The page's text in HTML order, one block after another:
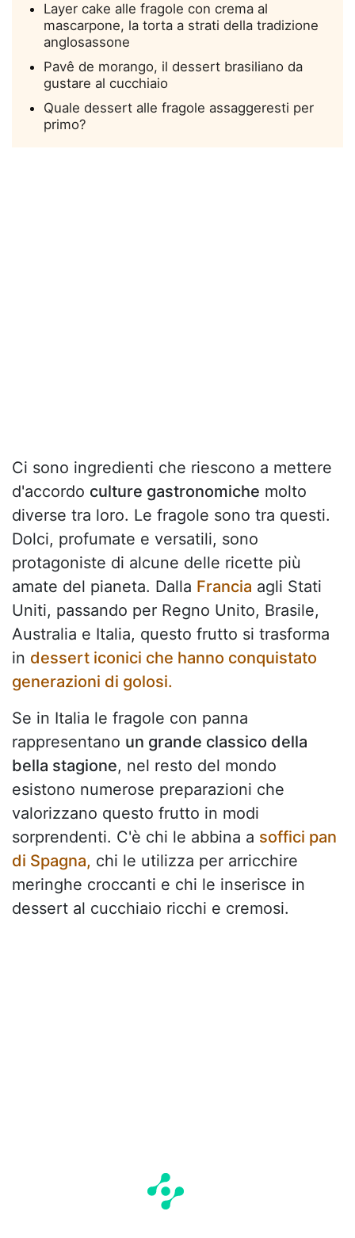
Layer cake alle fragole con crema al
mascarpone, la torta a strati della tradizione
anglosassone
Pavê de morango, il dessert brasiliano da
gustare al cucchiaio
Quale dessert alle fragole assaggeresti per
primo?
Ci sono ingredienti che riescono a mettere
d'accordo culture gastronomiche molto
diverse tra loro. Le fragole sono tra questi.
Dolci, profumate e versatili, sono
protagoniste di alcune delle ricette più
amate del pianeta. Dalla Francia agli Stati
Uniti, passando per Regno Unito, Brasile,
Australia e Italia, questo frutto si trasforma
in dessert iconici che hanno conquistato
generazioni di golosi.
Se in Italia le fragole con panna
rappresentano un grande classico della
bella stagione, nel resto del mondo
esistono numerose preparazioni che
valorizzano questo frutto in modi
sorprendenti. C'è chi le abbina a soffici pan
di Spagna, chi le utilizza per arricchire
meringhe croccanti e chi le inserisce in
dessert al cucchiaio ricchi e cremosi.